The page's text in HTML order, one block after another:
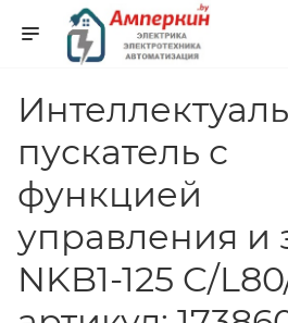
пускатель с
функцией
управления и
NKB1-125 C/